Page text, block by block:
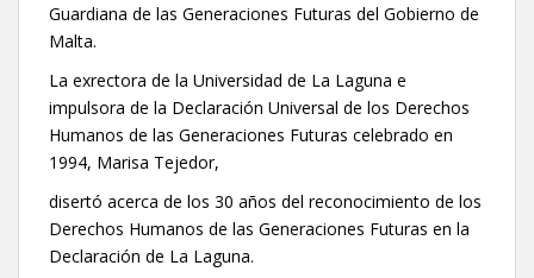
Guardiana de las Generaciones Futuras del Gobierno de
Malta.
La exrectora de la Universidad de La Laguna e
impulsora de la Declaración Universal de los Derechos
Humanos de las Generaciones Futuras celebrado en
1994, Marisa Tejedor,
disertó acerca de los 30 años del reconocimiento de los
Derechos Humanos de las Generaciones Futuras en la
Declaración de La Laguna.